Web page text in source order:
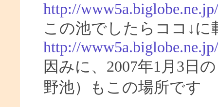
http://
この池でしたらココ↓に
http://
因みに、2007年1月3日
野池）もこの場所です